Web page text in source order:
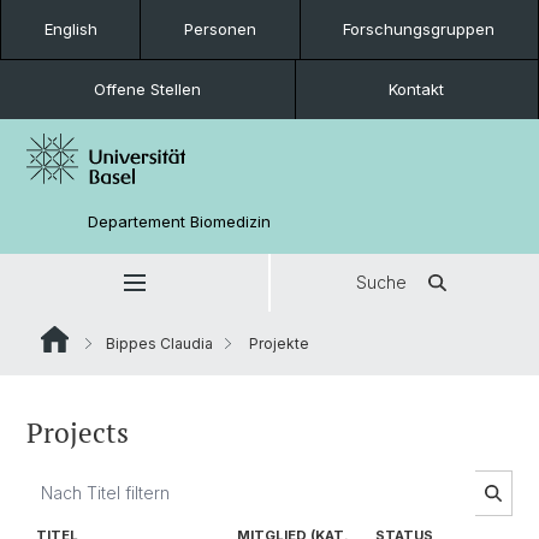
English Personen Forschungsgruppen
Offene Stellen Kontakt
Departement Biomedizin
Suche
Bippes Claudia Projekte
Projects
TITEL
MITGLIED (KAT.
STATUS